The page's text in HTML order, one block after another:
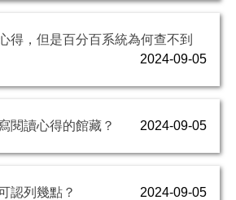
得，但是百分百系統為何查不到
2024-09-05
閱讀心得的館藏？ 2024-09-05
認列幾點？ 2024-09-05